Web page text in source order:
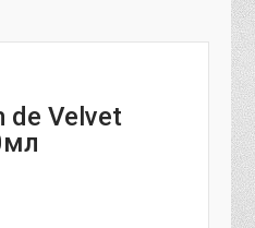
de Velvet